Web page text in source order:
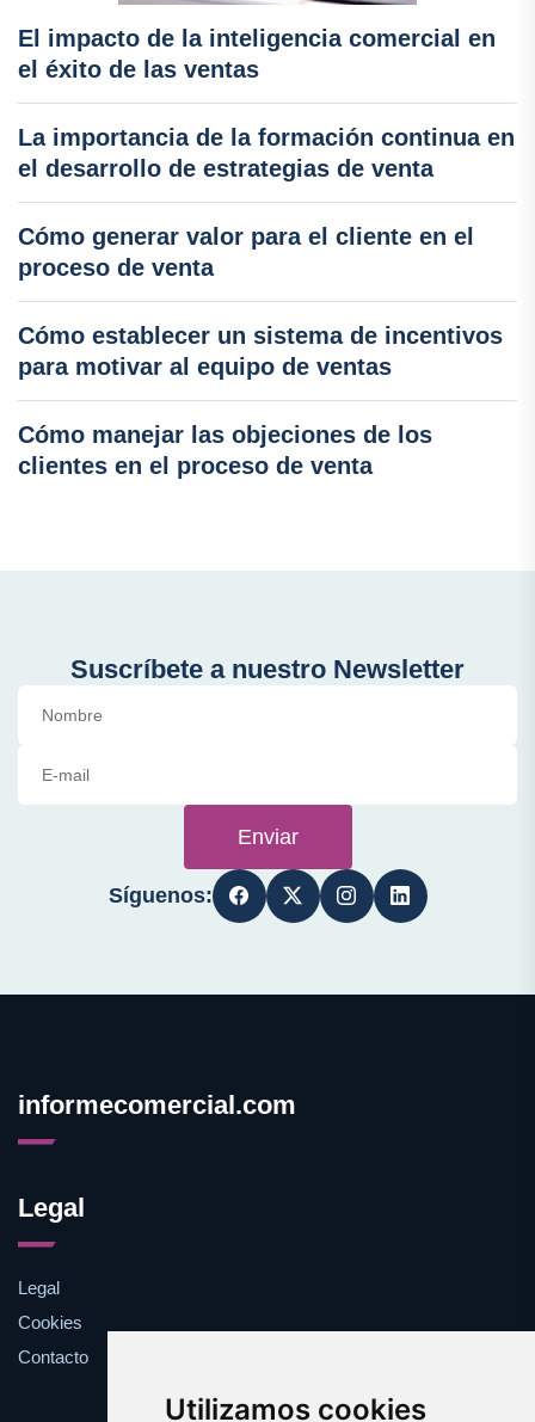
Utilizamos cookies
El impacto de la inteligencia comercial en
el éxito de las ventas
La importancia de la formación continua en
el desarrollo de estrategias de venta
Cómo generar valor para el cliente en el
proceso de venta
Cómo establecer un sistema de incentivos
para motivar al equipo de ventas
Cómo manejar las objeciones de los
clientes en el proceso de venta
Suscríbete a nuestro Newsletter
Enviar
Síguenos:
informecomercial.com
Legal
Legal
Cookies
Contacto